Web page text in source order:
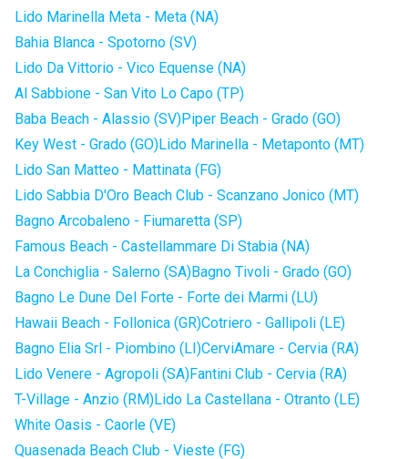
Lido Marinella Meta - Meta (NA)
Bahia Blanca - Spotorno (SV)
Lido Da Vittorio - Vico Equense (NA)
Al Sabbione - San Vito Lo Capo (TP)
Baba Beach - Alassio (SV)Piper Beach - Grado (GO)
Key West - Grado (GO)Lido Marinella - Metaponto (MT)
Lido San Matteo - Mattinata (FG)
Lido Sabbia D'Oro Beach Club - Scanzano Jonico (MT)
Bagno Arcobaleno - Fiumaretta (SP)
Famous Beach - Castellammare Di Stabia (NA)
La Conchiglia - Salerno (SA)Bagno Tivoli - Grado (GO)
Bagno Le Dune Del Forte - Forte dei Marmi (LU)
Hawaii Beach - Follonica (GR)Cotriero - Gallipoli (LE)
Bagno Elia Srl - Piombino (LI)CerviAmare - Cervia (RA)
Lido Venere - Agropoli (SA)Fantini Club - Cervia (RA)
T-Village - Anzio (RM)Lido La Castellana - Otranto (LE)
White Oasis - Caorle (VE)
Quasenada Beach Club - Vieste (FG)